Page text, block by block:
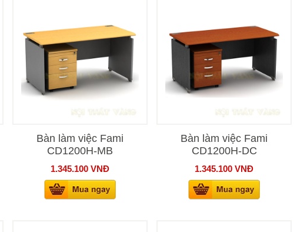
Bàn làm việc Fami
CD1200H-MB
1.345.100 VNĐ
Bàn làm việc Fami
CD1200H-DC
1.345.100 VNĐ